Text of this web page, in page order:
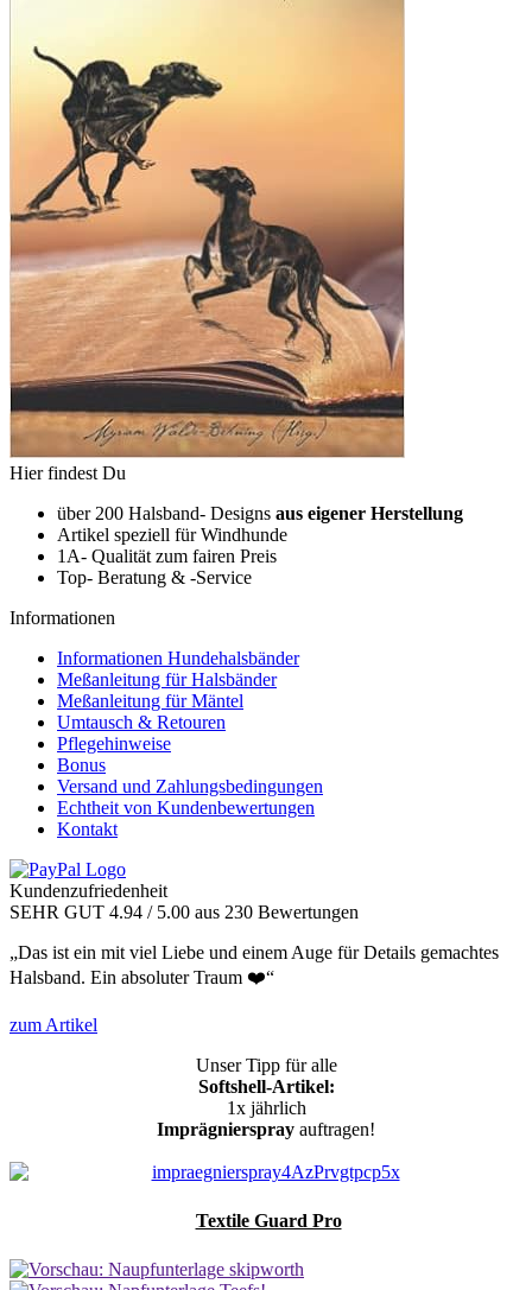
Hier findest Du
über 200 Halsband- Designs aus eigener Herstellung
Artikel speziell für Windhunde
1A- Qualität zum fairen Preis
Top- Beratung & -Service
Informationen
Informationen Hundehalsbänder
Meßanleitung für Halsbänder
Meßanleitung für Mäntel
Umtausch & Retouren
Pflegehinweise
Bonus
Versand und Zahlungsbedingungen
Echtheit von Kundenbewertungen
Kontakt
Kundenzufriedenheit
SEHR GUT 4.94 / 5.00 aus 230 Bewertungen
„Das ist ein mit viel Liebe und einem Auge für Details gemachtes
Halsband. Ein absoluter Traum ❤️“
zum Artikel
Unser Tipp für alle
Softshell-Artikel:
1x jährlich
Imprägnierspray auftragen!
Textile Guard Pro